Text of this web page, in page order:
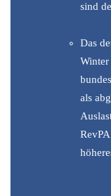
sind
Das
Winter
als